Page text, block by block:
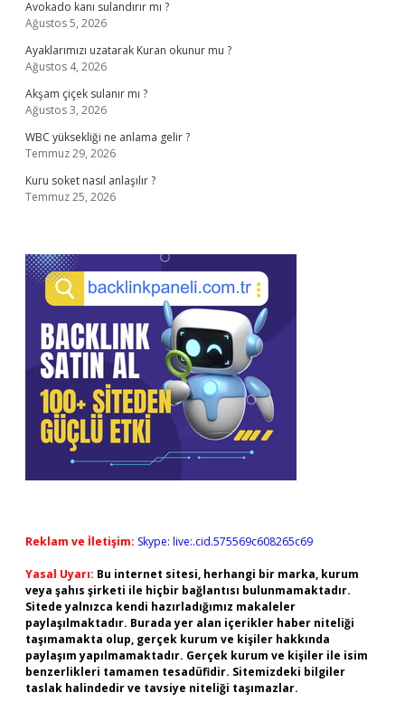
Avokado kanı sulandırır mı ?
Ağustos 5, 2026
Ayaklarımızı uzatarak Kuran okunur mu ?
Ağustos 4, 2026
Akşam çiçek sulanır mı ?
Ağustos 3, 2026
WBC yüksekliği ne anlama gelir ?
Temmuz 29, 2026
Kuru soket nasıl anlaşılır ?
Temmuz 25, 2026
Reklam ve İletişim: Skype: live:.cid.575569c608265c69
Yasal Uyarı: Bu internet sitesi, herhangi bir marka, kurum
veya şahıs şirketi ile hiçbir bağlantısı bulunmamaktadır.
Sitede yalnızca kendi hazırladığımız makaleler
paylaşılmaktadır. Burada yer alan içerikler haber niteliği
taşımamakta olup, gerçek kurum ve kişiler hakkında
paylaşım yapılmamaktadır. Gerçek kurum ve kişiler ile isim
benzerlikleri tamamen tesadüfidir. Sitemizdeki bilgiler
taslak halindedir ve tavsiye niteliği taşımazlar.